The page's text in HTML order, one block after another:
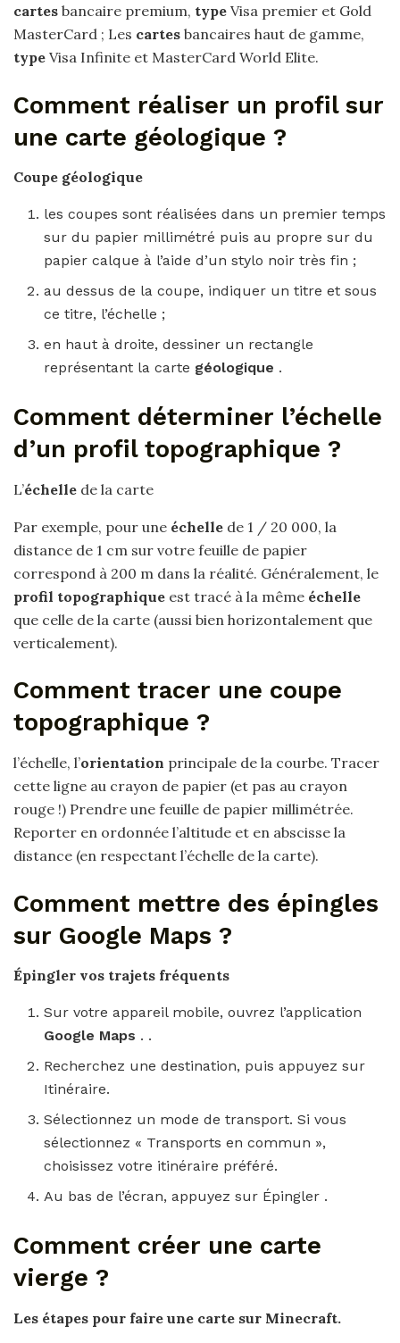
cartes bancaire premium, type Visa premier et Gold
MasterCard ; Les cartes bancaires haut de gamme,
type Visa Infinite et MasterCard World Elite.
Comment réaliser un profil sur
une carte géologique ?
Coupe géologique
les coupes sont réalisées dans un premier temps
sur du papier millimétré puis au propre sur du
papier calque à l’aide d’un stylo noir très fin ;
au dessus de la coupe, indiquer un titre et sous
ce titre, l’échelle ;
en haut à droite, dessiner un rectangle
représentant la carte géologique .
Comment déterminer l’échelle
d’un profil topographique ?
L’échelle de la carte
Par exemple, pour une échelle de 1 / 20 000, la
distance de 1 cm sur votre feuille de papier
correspond à 200 m dans la réalité. Généralement, le
profil topographique est tracé à la même échelle
que celle de la carte (aussi bien horizontalement que
verticalement).
Comment tracer une coupe
topographique ?
l’échelle, l’orientation principale de la courbe. Tracer
cette ligne au crayon de papier (et pas au crayon
rouge !) Prendre une feuille de papier millimétrée.
Reporter en ordonnée l’altitude et en abscisse la
distance (en respectant l’échelle de la carte).
Comment mettre des épingles
sur Google Maps ?
Épingler vos trajets fréquents
Sur votre appareil mobile, ouvrez l’application
Google Maps . .
Recherchez une destination, puis appuyez sur
Itinéraire.
Sélectionnez un mode de transport. Si vous
sélectionnez « Transports en commun »,
choisissez votre itinéraire préféré.
Au bas de l’écran, appuyez sur Épingler .
Comment créer une carte
vierge ?
Les étapes pour faire une carte sur Minecraft.